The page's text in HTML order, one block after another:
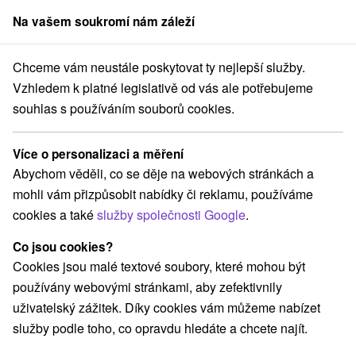
člen skupinySorger
Pobyty na Slovensku Wellness pobyty Súľovské vrchy
Wellness pobyty Súľovské vrchy
Kategorie
Všechny kategorie
Pobyty v akci(2)
Wellness pobyty(7) Víkendové pobyty(5)
Romantické pobyty
Rodinné pobyty(1)
Vyberte lokalitu nebo termín
Na vašem soukromí nám záleží
Chceme vám neustále poskytovat ty nejlepší služby.
Vzhledem k platné legislativě od vás ale potřebujeme
souhlas s používáním souborů cookies.
Více o personalizaci a měření
Abychom věděli, co se děje na webových stránkách a
mohli vám přizpůsobit nabídky či reklamu, používáme
cookies a takéslužby společnosti Google.
Co jsou cookies?
Cookies jsou malé textové soubory, které mohou být
používány webovými stránkami, aby zefektivnily
uživatelský zážitek. Díky cookies vám můžeme nabízet
služby podle toho, co opravdu hledáte a chcete najít.